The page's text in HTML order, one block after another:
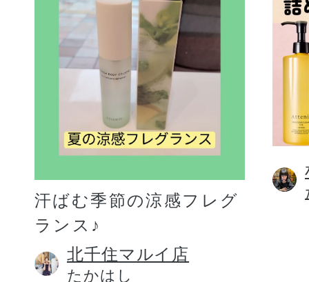
汗ばむ季節の涼感フレグ
ランス♪
北千住マルイ店
たかはし